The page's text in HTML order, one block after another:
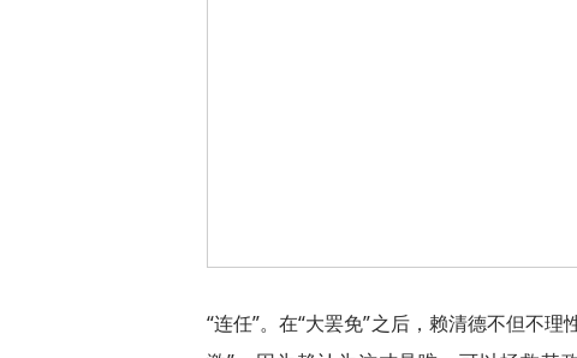
“连任”。在“大罢免”之后，赖清德不但不